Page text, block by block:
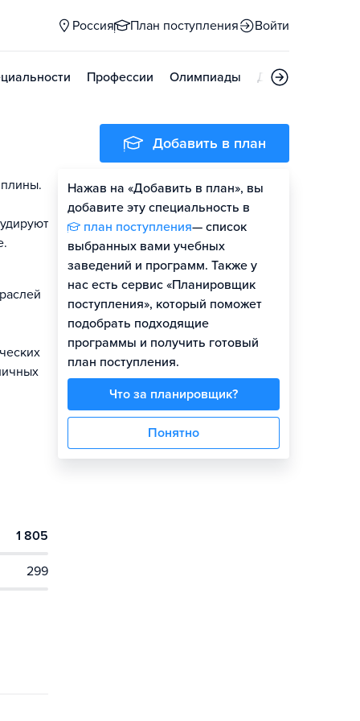
Россия План поступления Войти
Профессии Олимпиады Дни открытых
1 805
299
Добавить в план
Нажав на «Добавить в план», вы
добавите эту специальность в
план поступления— список
выбранных вами учебных
заведений и программ. Также у
нас есть сервис «Планировщик
поступления», который поможет
подобрать подходящие
программы и получить готовый
план поступления.
Что за планировщик?
Понятно